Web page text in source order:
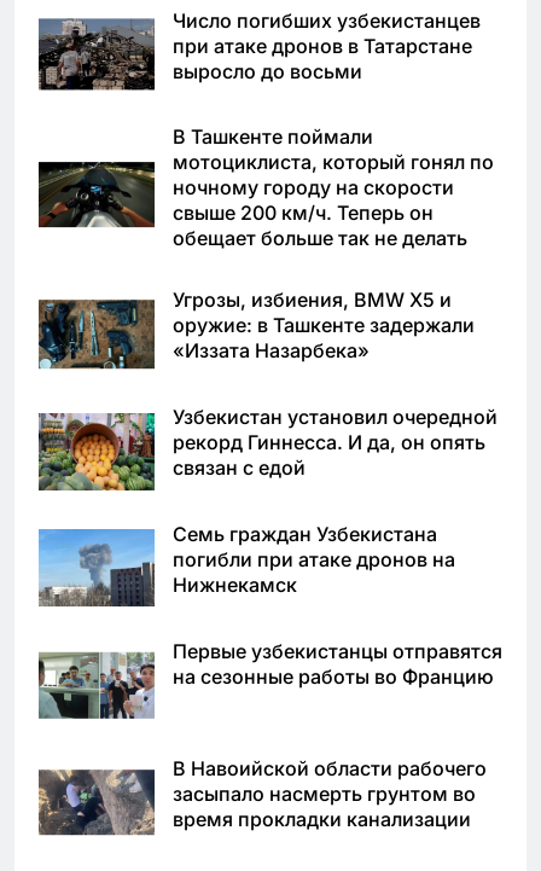
Число погибших узбекистанцев
при атаке дронов в Татарстане
выросло до восьми
В Ташкенте поймали
мотоциклиста, который гонял по
ночному городу на скорости
свыше 200 км/ч. Теперь он
обещает больше так не делать
Угрозы, избиения, BMW X5 и
оружие: в Ташкенте задержали
«Иззата Назарбека»
Узбекистан установил очередной
рекорд Гиннесса. И да, он опять
связан с едой
Семь граждан Узбекистана
погибли при атаке дронов на
Нижнекамск
Первые узбекистанцы отправятся
на сезонные работы во Францию
В Навоийской области рабочего
засыпало насмерть грунтом во
время прокладки канализации